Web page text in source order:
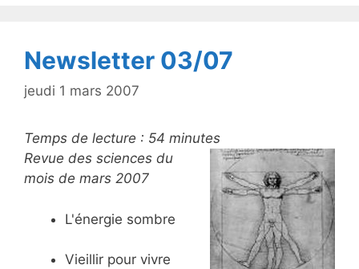
Newsletter 03/07
jeudi 1 mars 2007
Temps de lecture : 54 minutes
Revue des sciences du
mois de mars 2007
L'énergie sombre
Vieillir pour vivre